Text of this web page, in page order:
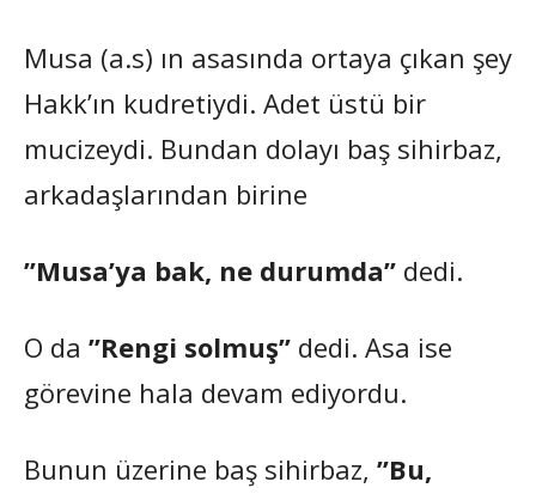
Musa (a.s) ın asasında ortaya çıkan şey
Hakk’ın kudretiydi. Adet üstü bir
mucizeydi. Bundan dolayı baş sihirbaz,
arkadaşlarından birine
”Musa’ya bak, ne durumda” dedi.
O da ”Rengi solmuş” dedi. Asa ise
görevine hala devam ediyordu.
Bunun üzerine baş sihirbaz, ”Bu,